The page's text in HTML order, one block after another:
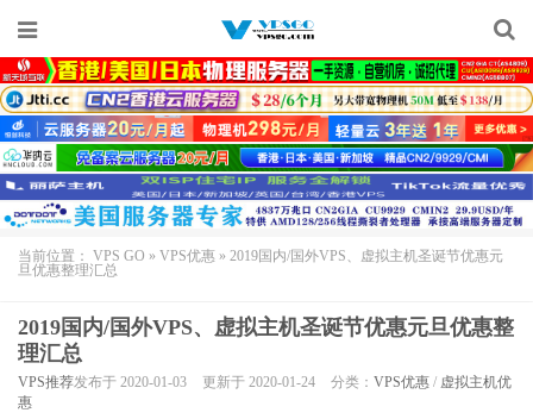
当前位置： VPS GO » VPS优惠 » 2019国内/国外VPS、虚拟主机圣诞节优惠元
旦优惠整理汇总
2019国内/国外VPS、虚拟主机圣诞节优惠元旦优惠整
理汇总
VPS推荐发布于 2020-01-03 更新于 2020-01-24 分类： VPS优惠 / 虚拟主机优
惠